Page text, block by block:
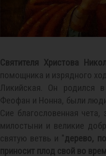
Святителя Христова
помощника и изрядного
Ликийская. Он родился
Феофан и Нонна, были
Сие благословенная
милостыни и великие
святую ветвь и "дерево,
приносит плод свой во